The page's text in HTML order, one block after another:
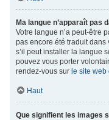
Ma langue n’apparaît pas
Votre langue n’a peut-être
pas encore été traduit
s’il peut installer la langue
pouvez vous porter
rendez-vous sur le site
Haut
Que signifient les images